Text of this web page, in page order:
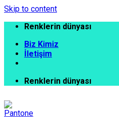
Skip to content
Renklerin dünyası
Biz Kimiz
İletişim
Renklerin dünyası